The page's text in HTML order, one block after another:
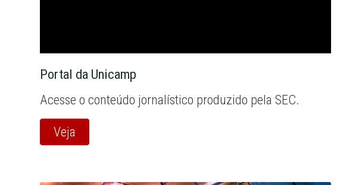
Portal da Unicamp
Acesse o conteúdo jornalístico produzido pela SEC.
Veja